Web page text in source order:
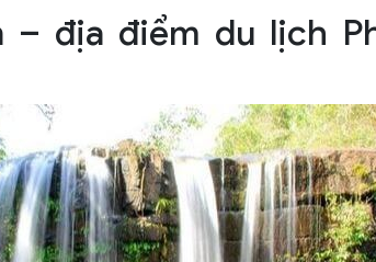
– địa điểm du lịch